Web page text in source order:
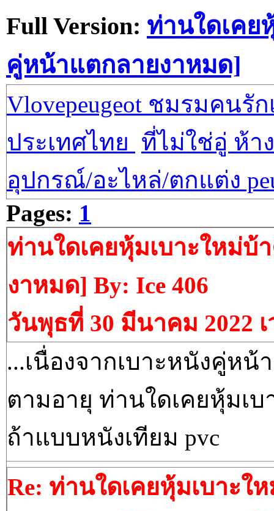
Full Version: ท่านใดเคย
คู่หน้าแตกลายงาหมด]
Vlovepeugeot ชมรมคนรั
ประเทศไทย ที่ไม่ใช่อู่ ห้า
อุปกรณ์/อะไหล่/ตกแต่ง
Pages: 1
ท่านใดเคยหุ้มเบาะใหม่บ้
งาหมด] By: Ice 406
วันพุธที่ 30 มีนาคม 2022 เ
...เนื่องจากเบาะหนังคู่ห
ตามอายุ ท่านใดเคยหุ้มเ
ถ้าแบบหนังเทียม pvc
Re: ท่านใดเคยหุ้มเบาะ